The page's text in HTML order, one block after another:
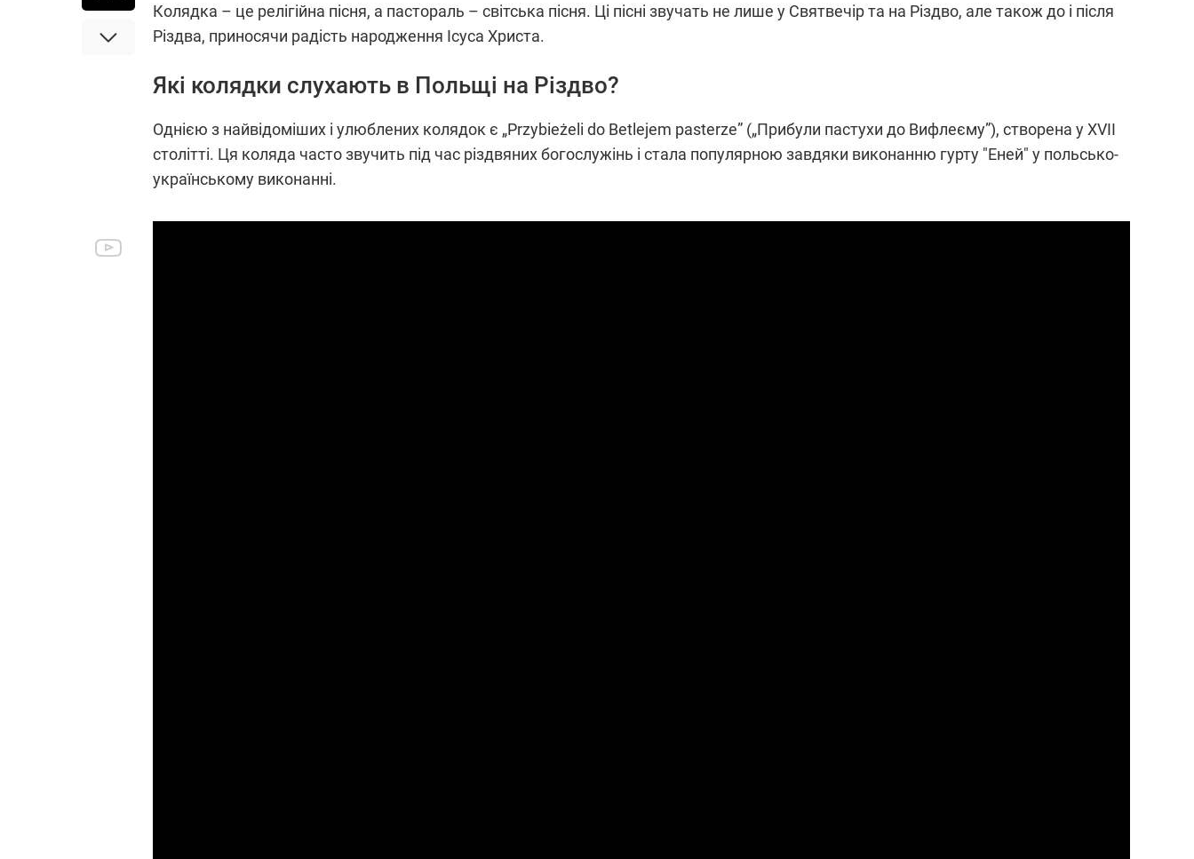
Колядка – це релігійна пісня, а пастораль – світська пісня. Ці пісні звучать не лише у Святвечір та на Різдво, але також до і після
Різдва, приносячи радість народження Ісуса Христа.
Які колядки слухають в Польщі на Різдво?
Однією з найвідоміших і улюблених колядок є „Przybieżeli do Betlejem pasterze” („Прибули пастухи до Вифлеєму”), створена у XVII
столітті. Ця коляда часто звучить під час різдвяних богослужінь і стала популярною завдяки виконанню гурту "Еней" у польсько-
українському виконанні.